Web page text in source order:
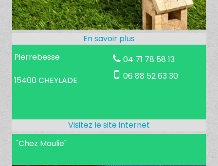
Pierrebesse
15400 CHEYLADE
04 71 78 58 13
06 88 52 63 30
"Chez Moulie"